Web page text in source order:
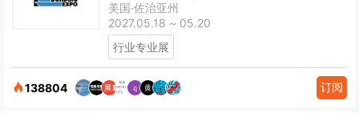
美国·佐治亚州
2027.05.18 ~ 05.20
行业专业展
138804 订阅